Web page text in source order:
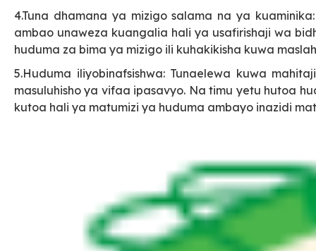
4.Tuna dhamana ya mizigo salama na ya
ambao unaweza kuangalia hali ya usafirishaji wa
huduma za bima ya mizigo ili kuhakikisha kuwa
5.Huduma iliyobinafsishwa: Tunaelewa kuwa
masuluhisho ya vifaa ipasavyo. Na timu yetu hutoa
kutoa hali ya matumizi ya huduma ambayo inazidi